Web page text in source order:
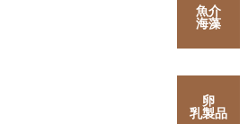
魚介
海藻
卵
乳製品